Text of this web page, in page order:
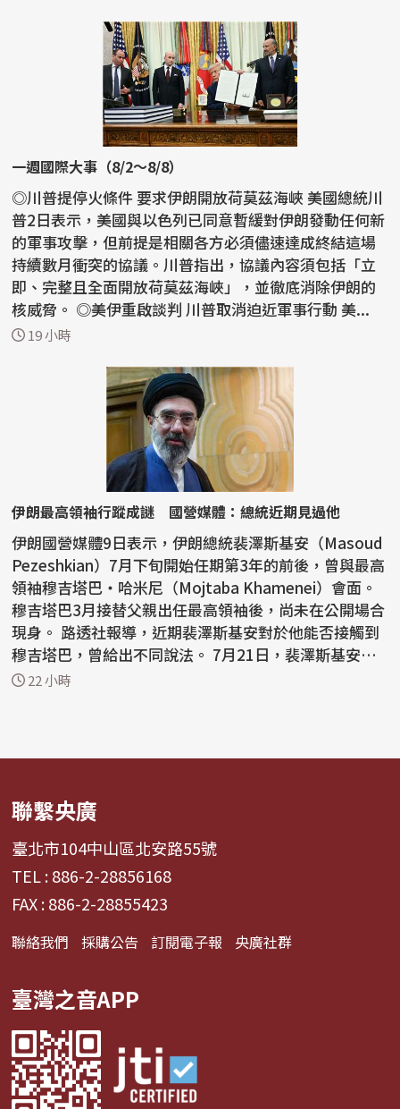
一週國際大事（8/2～8/8）
◎川普提停火條件 要求伊朗開放荷莫茲海峽 美國總統川
普2日表示，美國與以色列已同意暫緩對伊朗發動任何新
的軍事攻擊，但前提是相關各方必須儘速達成終結這場
持續數月衝突的協議。川普指出，協議內容須包括「立
即、完整且全面開放荷莫茲海峽」，並徹底消除伊朗的
核威脅。 ◎美伊重啟談判 川普取消迫近軍事行動 美...
19 小時
伊朗最高領袖行蹤成謎 國營媒體：總統近期見過他
伊朗國營媒體9日表示，伊朗總統裴澤斯基安（Masoud
Pezeshkian）7月下旬開始任期第3年的前後，曾與最高
領袖穆吉塔巴‧哈米尼（Mojtaba Khamenei）會面。
穆吉塔巴3月接替父親出任最高領袖後，尚未在公開場合
現身。 路透社報導，近期裴澤斯基安對於他能否接觸到
穆吉塔巴，曾給出不同說法。 7月21日，裴澤斯基安曾
表示，...
22 小時
聯繫央廣
臺北市104中山區北安路55號
TEL : 886-2-28856168
FAX : 886-2-28855423
聯絡我們 採購公告 訂閱電子報 央廣社群
臺灣之音APP